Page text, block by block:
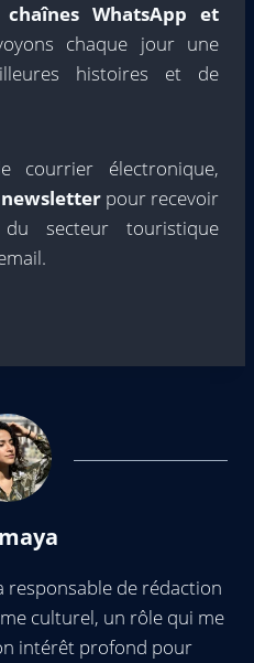
WhatsApp et
chaque jour une
histoires et de
courrier électronique,
pour recevoir
secteur touristique
responsable de rédaction
culturel, un rôle qui me
intérêt profond pour